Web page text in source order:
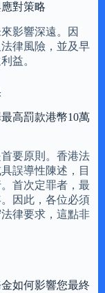
對策略
影響深遠。因
律風險，並及早
益。
高罰款港幣10萬
要原則。香港法
誤導性陳述，目
首次定罪者，最
因此，各位必須
律要求，這點非
如何影響您最終